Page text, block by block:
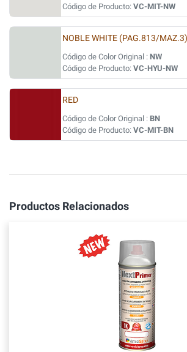
Código de Producto: VC-MIT-NW
NOBLE WHITE (PAG.813/MAZ.3)
Código de Color Original : NW
Código de Producto: VC-HYU-NW
RED
Código de Color Original : BN
Código de Producto: VC-MIT-BN
Productos Relacionados